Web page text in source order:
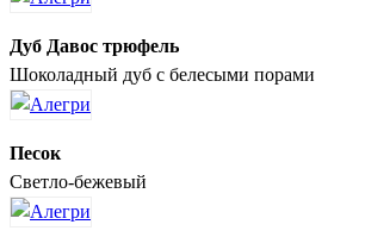
Дуб Давос трюфель
Шоколадный дуб с белесыми порами
Песок
Светло-бежевый